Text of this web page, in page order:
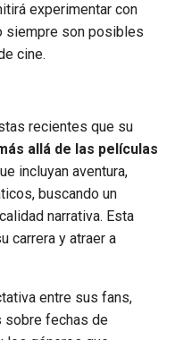
experimentar con
siempre son posibles
cine.
recientes que su
allá de las películas
incluyan aventura,
buscando un
narrativa. Esta
carrera y atraer a
entre sus fans,
sobre fechas de